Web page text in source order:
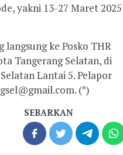
yakni 13-27 Maret 2025
langsung ke Posko THR
Tangerang Selatan, di
Lantai 5. Pelapor
(*)
SEBARKAN